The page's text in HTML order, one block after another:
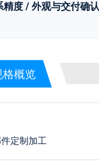
精度 / 外观与交付确认
格概览
定制加工